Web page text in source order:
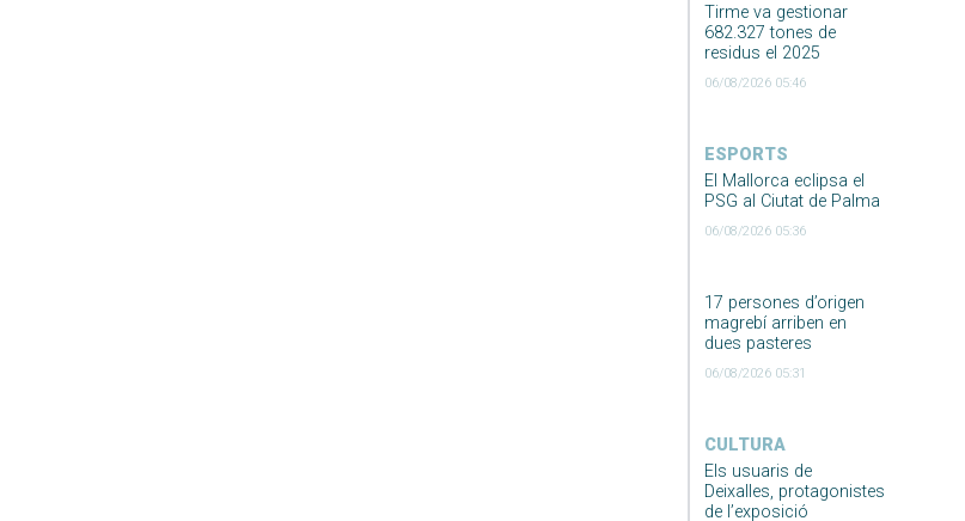
Tirme va gestionar
682.327 tones de
residus el 2025
06/08/2026 05:46
ESPORTS
El Mallorca eclipsa el
PSG al Ciutat de Palma
06/08/2026 05:36
17 persones d’origen
magrebí arriben en
dues pasteres
06/08/2026 05:31
CULTURA
Els usuaris de
Deixalles, protagonistes
de l’exposició